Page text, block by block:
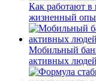
Как работают в
жизненный
Мобильный
активных людей